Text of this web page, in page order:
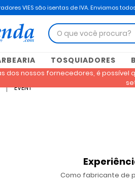
VIES são isentas de IVA. Enviamos
TOSQUIADORES
dos nossos fornecedores, é
EVENT
Como fabricante de